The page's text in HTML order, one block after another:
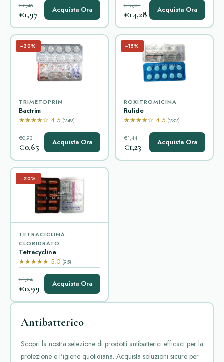
€2,46
€1,97 Acquista Ora €15,87
€14,28 Acquista Ora
−30%
TRIMETOPRIM
Bactrim
★★★★☆ 4.5 (249)
€0,93
€0,65 Acquista Ora
−15%
ROXITROMICINA
Rulide
★★★★☆ 4.5 (232)
€1,44
€1,23 Acquista Ora
−20%
TETRACICLINA
CLORIDRATO
Tetracycline
★★★★★ 5.0 (95)
€1,24
€0,99 Acquista Ora
Antibatterico
Scopri la nostra selezione di prodotti antibatterici efficaci per la
protezione e l'igiene quotidiana. Acquista soluzioni sicure per